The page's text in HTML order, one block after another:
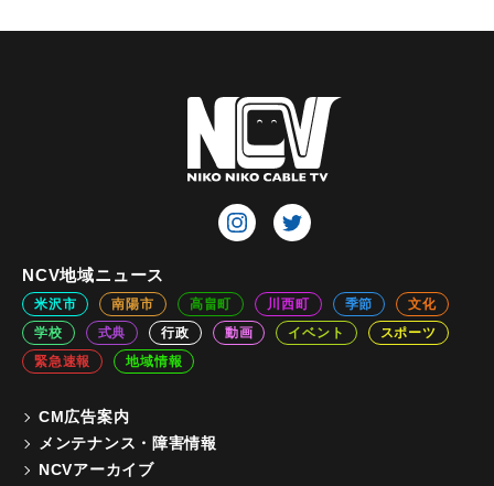
NCV地域ニュース
米沢市 南陽市 高畠町 川西町 季節
文化
学校
式典 行政 動画 イベント
スポーツ
緊急速報
地域情報
CM広告案内
メンテナンス・障害情報
NCVアーカイブ